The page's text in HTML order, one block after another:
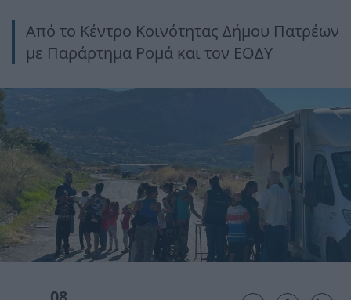
Από το Κέντρο Κοινότητας Δήμου Πατρέων
με Παράρτημα Ρομά και τον ΕΟΔΥ